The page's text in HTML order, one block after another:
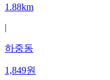
1.88km
|
하중동
1,849원